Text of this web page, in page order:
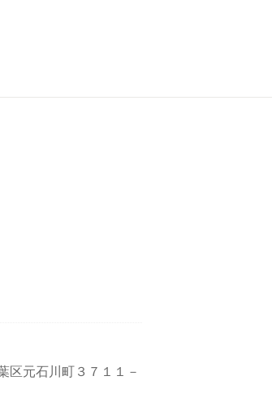
区元石川町３７１１－